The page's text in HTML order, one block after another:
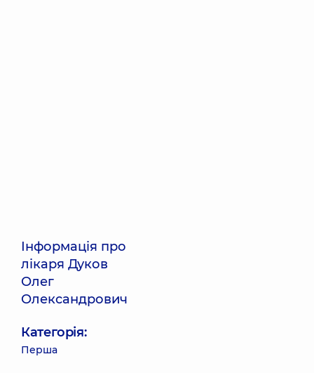
Інформація про
лікаря Дуков
Олег
Олександрович
Категорія:
Перша